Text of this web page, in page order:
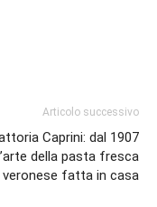
Articolo successivo
Caprini: dal 1907
della pasta fresca
veronese fatta in casa